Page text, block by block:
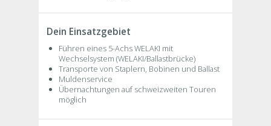
Dein Einsatzgebiet
Führen eines 5-Achs WELAKI mit
Wechselsystem (WELAKI/Ballastbrücke)
Transporte von Staplern, Bobinen und Ballast
Muldenservice
Übernachtungen auf schweizweiten Touren
möglich